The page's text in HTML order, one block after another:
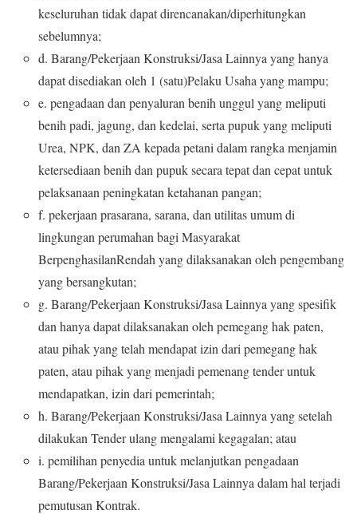
keseluruhan tidak dapat direncanakan/diperhitungkan
sebelumnya;
d. Barang/Pekerjaan Konstruksi/Jasa Lainnya yang hanya
dapat disediakan oleh 1 (satu)Pelaku Usaha yang mampu;
e. pengadaan dan penyaluran benih unggul yang meliputi
benih padi, jagung, dan kedelai, serta pupuk yang meliputi
Urea, NPK, dan ZA kepada petani dalam rangka menjamin
ketersediaan benih dan pupuk secara tepat dan cepat untuk
pelaksanaan peningkatan ketahanan pangan;
f. pekerjaan prasarana, sarana, dan utilitas umum di
lingkungan perumahan bagi Masyarakat
BerpenghasilanRendah yang dilaksanakan oleh pengembang
yang bersangkutan;
g. Barang/Pekerjaan Konstruksi/Jasa Lainnya yang spesifik
dan hanya dapat dilaksanakan oleh pemegang hak paten,
atau pihak yang telah mendapat izin dari pemegang hak
paten, atau pihak yang menjadi pemenang tender untuk
mendapatkan, izin dari pemerintah;
h. Barang/Pekerjaan Konstruksi/Jasa Lainnya yang setelah
dilakukan Tender ulang mengalami kegagalan; atau
i. pemilihan penyedia untuk melanjutkan pengadaan
Barang/Pekerjaan Konstruksi/Jasa Lainnya dalam hal terjadi
pemutusan Kontrak.